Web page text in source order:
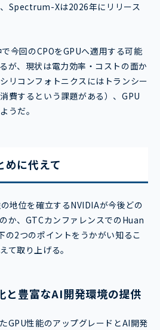
Spectrum-Xは2026年にリリース
今回のCPOをGPUへ適用する可能
が、現状は電力効率・コストの面か
リコンフォトニクスにはトランシー
費するという課題がある）、GPU
うだ。
めに代えて
地位を確立するNVIDIAが今後どの
か、GTCカンファレンスでのHuan
の2つのポイントをうかがい知るこ
て取り上げる。
と豊富なAI開発環境の提供
GPU性能のアップグレードとAI開発